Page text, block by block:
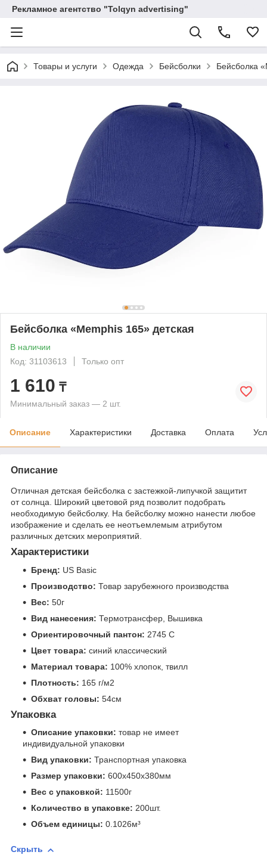
Рекламное агентство "Tolqyn advertising"
Товары и услуги Одежда Бейсболки Бейсболка
Бейсболка «Memphis 165» детская
В наличии
Код: 31103613
Только опт
1 610 ₸
Минимальный заказ — 2 шт.
Описание Характеристики Доставка Оплата
Описание
Отличная детская бейсболка с застежкой-липучкой защитит
от солнца. Широкий цветовой ряд позволит подобрать
необходимую бейсболку. На бейсболку можно нанести любое
изображение и сделать ее неотъемлемым атрибутом
различных детских мероприятий.
Характеристики
Бренд: US Basic
Производство: Товар зарубежного производства
Вес: 50г
Вид нанесения: Термотрансфер, Вышивка
Ориентировочный пантон: 2745 C
Цвет товара: синий классический
Материал товара: 100% хлопок, твилл
Плотность: 165 г/м2
Обхват головы: 54см
Упаковка
Описание упаковки: товар не имеет
индивидуальной упаковки
Вид упаковки: Транспортная упаковка
Размер упаковки: 600x450x380мм
Вес с упаковкой: 11500г
Количество в упаковке: 200шт.
Объем единицы: 0.1026м³
Скрыть